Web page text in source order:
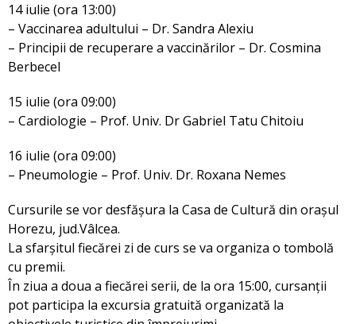
14 iulie (ora 13:00)
– Vaccinarea adultului – Dr. Sandra Alexiu
– Principii de recuperare a vaccinărilor – Dr. Cosmina
Berbecel
15 iulie (ora 09:00)
– Cardiologie – Prof. Univ. Dr Gabriel Tatu Chitoiu
16 iulie (ora 09:00)
– Pneumologie – Prof. Univ. Dr. Roxana Nemes
Cursurile se vor desfășura la Casa de Cultură din orașul
Horezu, jud.Vâlcea.
La sfarșitul fiecărei zi de curs se va organiza o tombolă
cu premii.
În ziua a doua a fiecărei serii, de la ora 15:00, cursanții
pot participa la excursia gratuită organizată la